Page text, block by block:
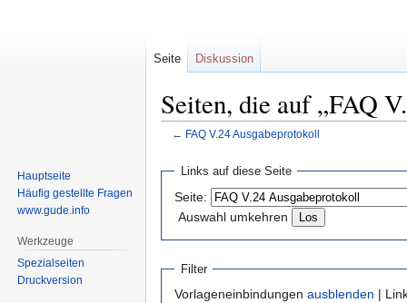
Seiten, die auf „FAQ
← FAQ V.24 Ausgabeprotokoll
Navigation
springen
springen
Links auf diese Seite
Seite:
Auswahl umkehren
Filter
Vorlageneinbindungen ausblenden |
Seite Diskussion
Hauptseite
Häufig gestellte Fragen
www.gude.info
Werkzeuge
Spezialseiten
Druckversion